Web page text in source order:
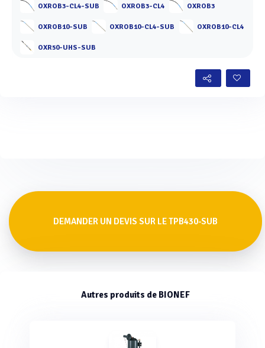
OXROB3-CL4-SUB OXROB3-CL4 OXROB3
OXROB10-SUB OXROB10-CL4-SUB OXROB10-CL4
OXR50-UHS-SUB
DEMANDER UN DEVIS SUR LE TPB430-SUB
Autres produits de BIONEF